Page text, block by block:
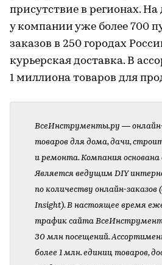
присутствие в регионах.
у компании уже более 700
заказов в 250 городах
курьерская доставка. В
1 миллиона товаров для
ВсеИнструменты.ру —
товаров для дома, дачи,
и ремонта. Компания основана
Является ведущим DIY
по количеству онлайн-заказов
Insight). В настоящее время
трафик сайта
30 млн посещений.
более 1 млн. единиц товаров,